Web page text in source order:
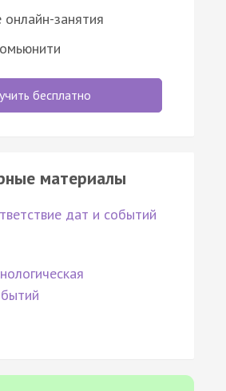
занятия
бесплатно
материалы
дат и событий